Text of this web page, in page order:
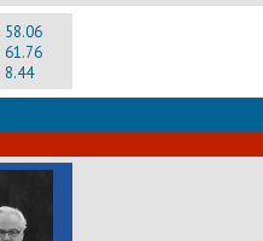
58.06
61.76
8.44